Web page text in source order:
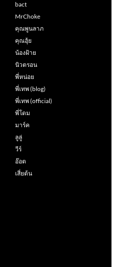
bact
MrChoke
คุณพูนลาภ
คุณฮุ้ย
น้องฝ้าย
นิวตรอน
พี่หน่อย
พี่เทพ (blog)
พี่เทพ (official)
พี่โดม
มาร์ค
ลูลู่
วีร์
อ๊อต
เสี่ยต้น